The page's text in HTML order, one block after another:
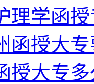
理学函
函授大
授大专